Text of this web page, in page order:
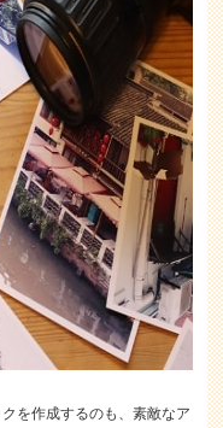
を作成するのも、素敵なア